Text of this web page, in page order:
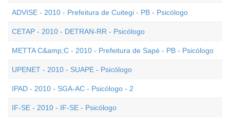
ADVISE - 2010 - Prefeitura de Cuitegi - PB - Psicólogo
CETAP - 2010 - DETRAN-RR - Psicólogo
METTA C&amp;C - 2010 - Prefeitura de Sapé - PB - Psicólogo
UPENET - 2010 - SUAPE - Psicólogo
IPAD - 2010 - SGA-AC - Psicólogo - 2
IF-SE - 2010 - IF-SE - Psicólogo